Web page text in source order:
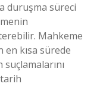
duruşma süreci
Mahkeme
kısa sürede